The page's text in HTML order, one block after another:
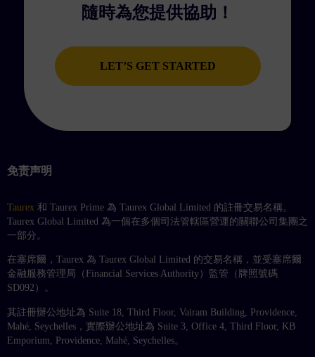
隨時為您提供協助！
LET’S GET STARTED
免责声明
Taurex 和 Taurex Prime 為 Taurex Global Limited 的註冊交易名稱。
Taurex Global Limited 為一個在多個司法管轄區營運的關聯公司集團之
一部分。
在塞席爾，Taurex 為 Taurex Global Limited 的交易名稱，並受塞席爾
金融服務管理局（Financial Services Authority）監管（牌照號碼
SD092）。
其註冊辦公地址為 Suite 18, Third Floor, Vairam Building, Providence,
Mahé, Seychelles，實際辦公地址為 Suite 3, Office 4, Third Floor, KB
Emporium, Providence, Mahé, Seychelles。